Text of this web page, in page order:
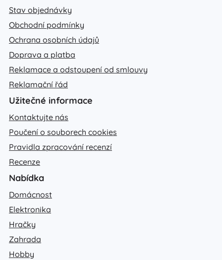
Stav objednávky
Obchodní podmínky
Ochrana osobních údajů
Doprava a platba
Reklamace a odstoupení od smlouvy
Reklamační řád
Užitečné informace
Kontaktujte nás
Poučení o souborech cookies
Pravidla zpracování recenzí
Recenze
Nabídka
Domácnost
Elektronika
Hračky
Zahrada
Hobby